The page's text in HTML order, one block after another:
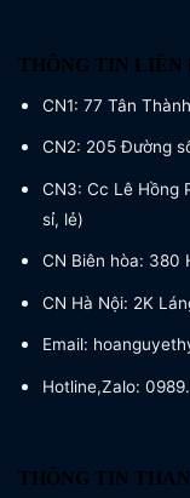
THÔNG TIN LIÊN
CN1: 77 Tân
CN2: 205 Đường
CN3: Cc Lê Hồng
sỉ, lẻ)
CN Biên hòa: 380
CN Hà Nội: 2K
Email:
Hotline,Zalo:
THÔNG TIN